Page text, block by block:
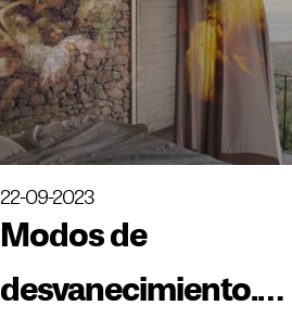
22-09-2023
Modos de
desvanecimiento.